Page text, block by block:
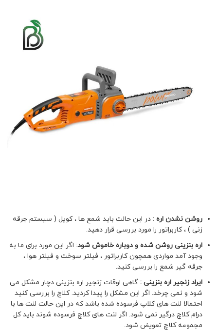
روشن نشدن اره : در این حالت باید شمع ها ، کویل ( سیستم جرقه
زنی ) ، کاربراتور را مورد بررسی قرار دهید.
اره بنزینی روشن شده و دوباره خاموش شود: اگر این مورد برای ما به
وجود آمد مواردی همچون کاربراتور ، فیلتر سوخت و فیلتر هوا ،
جرقه گیر شمع را بررسی کنید.
ایراد زنجیر اره بنزینی : گاهی اوقات زنجیر اره بنزینی دچار مشکل می
شود و نمی چرخد. اگر این مشکل را پیدا کردید. کلاچ را بررسی کنید
احتمالا لنت های کلاپ فرسوده شده باشد که در این حالت لنت ها با
درام کلاچ درگیر نمی شود. اگر لنت های کلاچ فرسوده شوند باید کل
مجموعه کلاچ تعویض شود.